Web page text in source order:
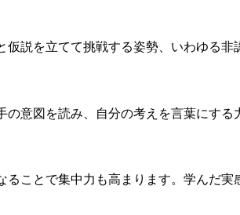
説を立てて挑戦する姿勢、いわゆる非
意図を読み、自分の考えを言葉にする
ことで集中力も高まります。学んだ実